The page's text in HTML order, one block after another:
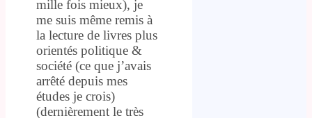
mille fois mieux), je
me suis même remis à
la lecture de livres plus
orientés politique &
société (ce que j’avais
arrêté depuis mes
études je crois)
(dernièrement le très